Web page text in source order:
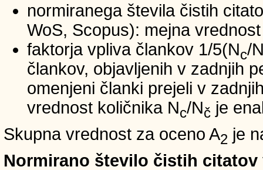
normiranega števila čistih
WoS, Scopus): mejna
faktorja vpliva člankov 1/5(Nc/
člankov, objavljenih v zadnjih
omenjeni članki prejeli v
vrednost količnika Nc/Nč je
Skupna vrednost za oceno A2 je
Normirano število čistih citatov